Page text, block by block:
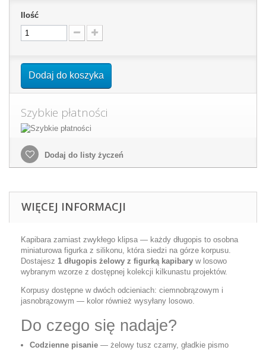
Ilość
Dodaj do koszyka
Szybkie płatności
Dodaj do listy życzeń
WIĘCEJ INFORMACJI
Kapibara zamiast zwykłego klipsa — każdy długopis to osobna
miniaturowa figurka z silikonu, która siedzi na górze korpusu.
Dostajesz 1 długopis żelowy z figurką kapibary w losowo
wybranym wzorze z dostępnej kolekcji kilkunastu projektów.
Korpusy dostępne w dwóch odcieniach: ciemnobrązowym i
jasnobrązowym — kolor również wysyłany losowo.
Do czego się nadaje?
Codzienne pisanie — żelowy tusz czarny, gładkie pismo